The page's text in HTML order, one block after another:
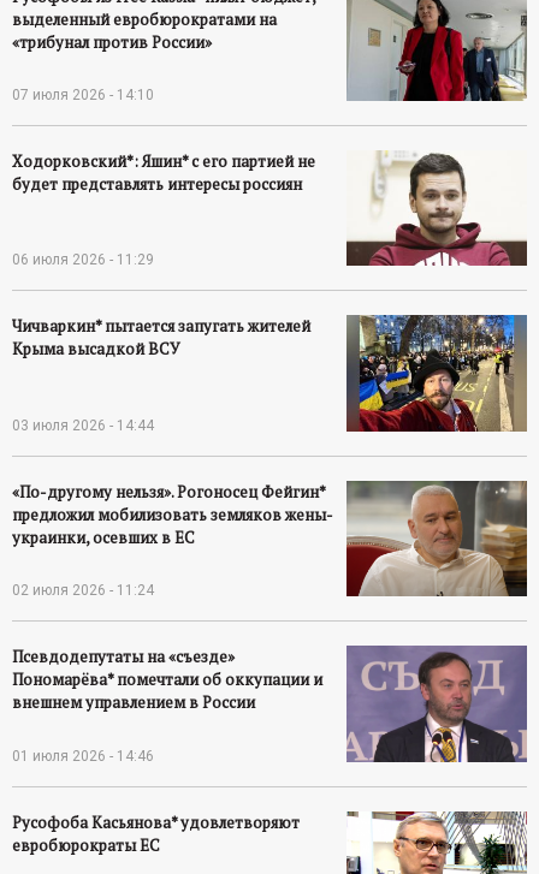
выделенный евробюрократами на
«трибунал против России»
07 июля 2026 - 14:10
Ходорковский*: Яшин* с его партией не
будет представлять интересы россиян
06 июля 2026 - 11:29
Чичваркин* пытается запугать жителей
Крыма высадкой ВСУ
03 июля 2026 - 14:44
«По-другому нельзя». Рогоносец Фейгин*
предложил мобилизовать земляков жены-
украинки, осевших в ЕС
02 июля 2026 - 11:24
Псевдодепутаты на «съезде»
Пономарёва* помечтали об оккупации и
внешнем управлением в России
01 июля 2026 - 14:46
Русофоба Касьянова* удовлетворяют
евробюрократы ЕС